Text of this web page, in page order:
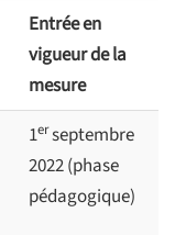
Entrée en
vigueur de la
mesure
1erseptembre
2022 (phase
pédagogique)